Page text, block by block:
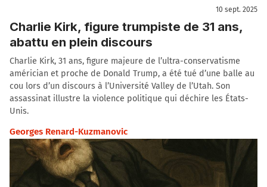
10 sept. 2025
Charlie Kirk, figure trumpiste de 31 ans,
abattu en plein discours
Charlie Kirk, 31 ans, figure majeure de l’ultra-conservatisme
américian et proche de Donald Trump, a été tué d’une balle au
cou lors d’un discours à l’Université Valley de l’Utah. Son
assassinat illustre la violence politique qui déchire les États-
Unis.
Georges Renard-Kuzmanovic